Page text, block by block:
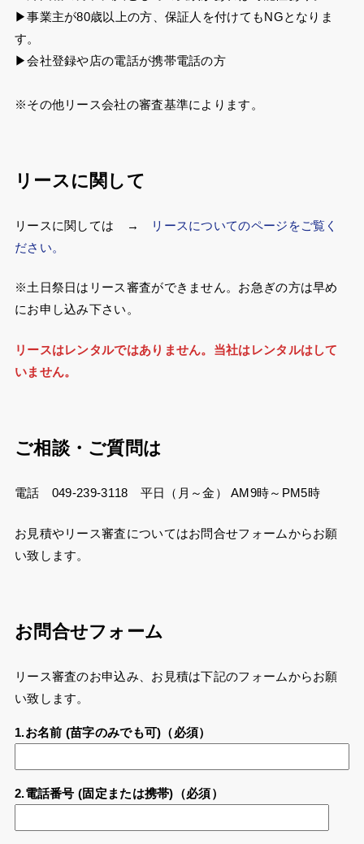
▶事業主が80歳以上の方、保証人を付けてもNGとなりま
す。
▶会社登録や店の電話が携帯電話の方
※その他リース会社の審査基準によります。
リースに関して
リースに関しては →
リースについてのページをご覧く
ださい。
※土日祭日はリース審査ができません。お急ぎの方は早め
にお申し込み下さい。
リースはレンタルではありません。当社はレンタルはして
いません。
ご相談・ご質問は
電話 049-239-3118 平日（月～金） AM9時～PM5時
お見積やリース審査についてはお問合せフォームからお願
い致します。
お問合せフォーム
リース審査のお申込み、お見積は下記のフォームからお願
い致します。
1.お名前 (苗字のみでも可)（必須）
2.電話番号 (固定または携帯)（必須）